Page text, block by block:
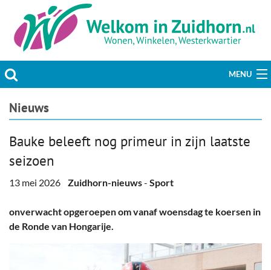
MENU
Actueel
Welzijn & Maatschappij
Bedrijven
Prikbord & Aanbiedingen
Nieuws
Bauke beleeft nog primeur in zijn laatste
seizoen
13 mei 2026 Zuidhorn-nieuws- Sport
onverwacht opgeroepen om vanaf woensdag te koersen in
de Ronde van Hongarije.